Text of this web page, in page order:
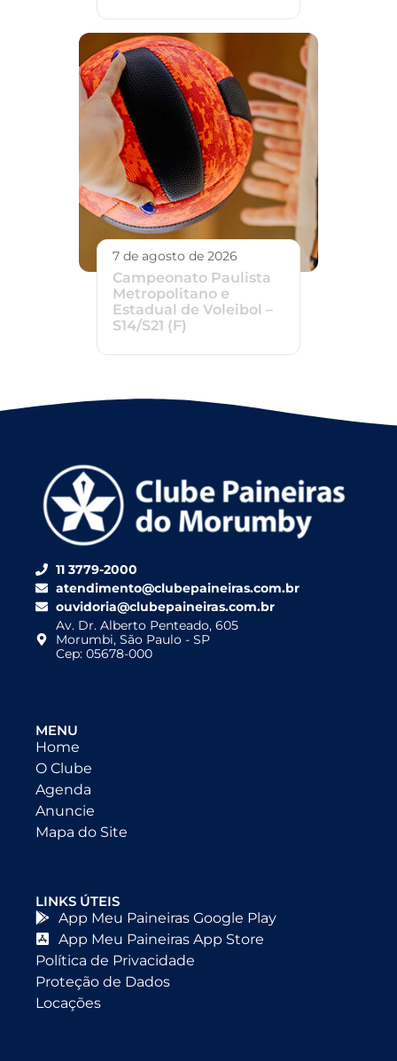
7 de agosto de 2026
Campeonato Paulista
Metropolitano e
Estadual de Voleibol –
S14/S21 (F)
11 3779-2000
atendimento@clubepaineiras.com.br
ouvidoria@clubepaineiras.com.br
Av. Dr. Alberto Penteado, 605
Morumbi, São Paulo - SP
Cep: 05678-000
MENU
Home
O Clube
Agenda
Anuncie
Mapa do Site
LINKS ÚTEIS
App Meu Paineiras Google Play
App Meu Paineiras App Store
Política de Privacidade
Proteção de Dados
Locações